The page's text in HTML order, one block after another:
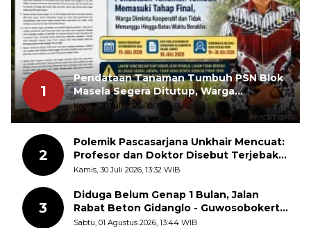
1
Pendataan Tanaman Tumbuh PSN Blok
Masela Segera Ditutup, Warga
Lermatang Diminta Tidak Menunda
Kamis, 30 Juli 2026, 10:05 WIB
2
Polemik Pascasarjana Unkhair Mencuat:
Profesor dan Doktor Disebut Terjebak
dalam Rutinitas Akademik Akhir Pekan
Kamis, 30 Juli 2026, 13:32 WIB
3
Diduga Belum Genap 1 Bulan, Jalan
Rabat Beton Gidanglo - Guwosobokerto
Sudah Pecah
Sabtu, 01 Agustus 2026, 13:44 WIB